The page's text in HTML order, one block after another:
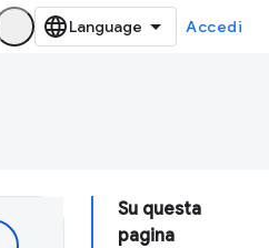
Accedi
Su questa
pagina